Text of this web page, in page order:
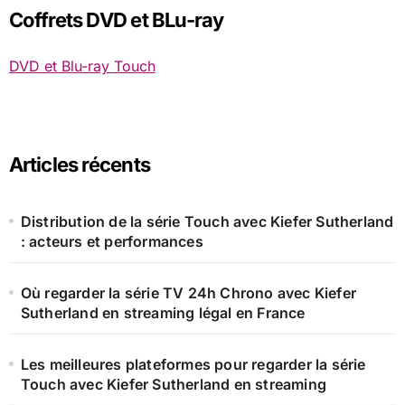
r
c
e
Coffrets DVD et BLu-ray
DVD et Blu-ray Touch
Articles récents
Distribution de la série Touch avec Kiefer Sutherland
: acteurs et performances
Où regarder la série TV 24h Chrono avec Kiefer
Sutherland en streaming légal en France
Les meilleures plateformes pour regarder la série
Touch avec Kiefer Sutherland en streaming